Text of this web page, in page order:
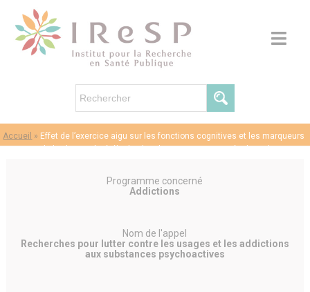
Accueil » Effet de l’exercice aigu sur les fonctions cognitives et les marqueurs
sanguins de la plasticité cérébrale chez le consommateur réguliers de
Programme concerné
Addictions
Nom de l'appel
Recherches pour lutter contre les usages et les addictions
aux substances psychoactives